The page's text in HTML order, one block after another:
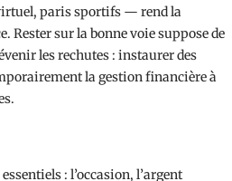
paris sportifs — rend la
Rester sur la bonne voie suppose de
les rechutes : instaurer des
la gestion financière à
: l’occasion, l’argent